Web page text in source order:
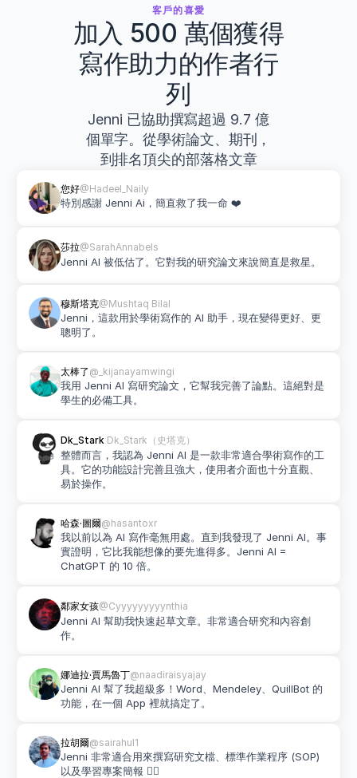
客戶的喜愛
加入 500 萬個獲得
寫作助力的作者行
列
Jenni 已協助撰寫超過 9.7 億
個單字。從學術論文、期刊，
到排名頂尖的部落格文章
您好@Hadeel_Naily
特別感謝 Jenni Ai，簡直救了我一命 ❤️
莎拉@SarahAnnabels
Jenni AI 被低估了。它對我的研究論文來說簡直是救星。
穆斯塔克@Mushtaq Bilal
Jenni，這款用於學術寫作的 AI 助手，現在變得更好、更
聰明了。
太棒了 @_kijanayamwingi
我用 Jenni AI 寫研究論文，它幫我完善了論點。這絕對是
學生的必備工具。
Dk_Stark Dk_Stark（史塔克）
整體而言，我認為 Jenni AI 是一款非常適合學術寫作的工
具。它的功能設計完善且強大，使用者介面也十分直觀、
易於操作。
哈森·圖爾@hasantoxr
我以前以為 AI 寫作毫無用處。直到我發現了 Jenni AI。事
實證明，它比我能想像的要先進得多。Jenni AI =
ChatGPT 的 10 倍。
鄰家女孩@Cyyyyyyyyynthia
Jenni AI 幫助我快速起草文章。非常適合研究和內容創
作。
娜迪拉·賈馬魯丁@naadiraisyajay
Jenni AI 幫了我超級多！Word、Mendeley、QuillBot 的
功能，在一個 App 裡就搞定了。
拉胡爾@sairahul1
Jenni 非常適合用來撰寫研究文檔、標準作業程序 (SOP)
以及學習專案簡報 👌🏽